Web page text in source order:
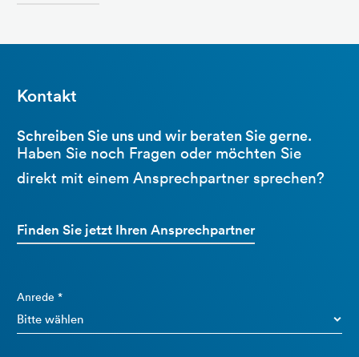
Kontakt
Schreiben Sie uns und wir beraten Sie gerne.
Haben Sie noch Fragen oder möchten Sie
direkt mit einem Ansprechpartner sprechen?
Finden Sie jetzt Ihren Ansprechpartner
Anrede *